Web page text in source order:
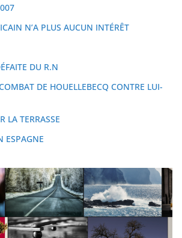
N’A PLUS AUCUN INTÉRÊT
DU R.N
DE HOUELLEBECQ CONTRE LUI-
LA TERRASSE
ESPAGNE